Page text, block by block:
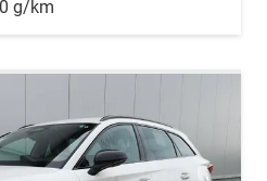
g/km